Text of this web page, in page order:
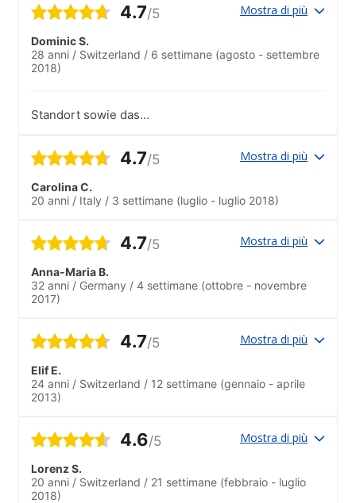
4.7/5 Mostra di più
Dominic S.
28 anni / Switzerland / 6 settimane (agosto - settembre
2018)
Standort sowie das
Ordnung. Vereinzelt könnte die
CDs mit den Höhrübungen haben eher
selten funktioniert
4.7/5 Mostra di più
Carolina C.
20 anni / Italy / 3 settimane (luglio - luglio 2018)
4.7/5 Mostra di più
Anna-Maria B.
32 anni / Germany / 4 settimane (ottobre - novembre
2017)
4.7/5 Mostra di più
Elif E.
24 anni / Switzerland / 12 settimane (gennaio - aprile
2013)
4.6/5 Mostra di più
Lorenz S.
20 anni / Switzerland / 21 settimane (febbraio - luglio
2018)